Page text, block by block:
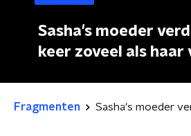
Sasha's moeder
keer zoveel als haar
Fragmenten